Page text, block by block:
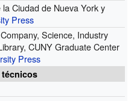
Ciudad de Nueva York y
Press
Science, Industry
CUNY Graduate Center
Press
técnicos